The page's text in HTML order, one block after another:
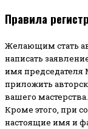
Правила
Желающим стать
написать
имя председателя
приложить
вашего
Кроме этого, при
настоящие имя и